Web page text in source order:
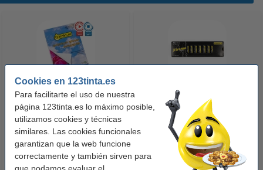
Cookies en 123tinta.es
Para facilitarte el uso de nuestra
página 123tinta.es lo máximo posible,
utilizamos cookies y técnicas
similares. Las cookies funcionales
garantizan que la web funcione
correctamente y también sirven para
que podamos evaluar el
123tinta Papel fotográfico
Premium Glossy brillo alto | 10 x
15 cm | 260g | 100 hojas
10,50 € Incl. 21% IVA
123tinta Pilas Alcalinas Xtreme
Power AA - LR06 - MN1500 - 24
unidades
14,50 € Incl. 21% IVA